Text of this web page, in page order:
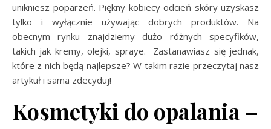
unikniesz poparzeń. Piękny kobiecy odcień skóry uzyskasz
tylko i wyłącznie używając dobrych produktów. Na
obecnym rynku znajdziemy dużo różnych specyfików,
takich jak kremy, olejki, spraye. Zastanawiasz się jednak,
które z nich będą najlepsze? W takim razie przeczytaj nasz
artykuł i sama zdecyduj!
Kosmetyki do opalania –